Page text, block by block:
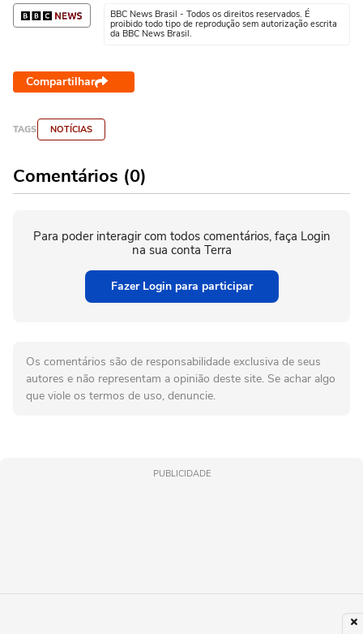
BBC News Brasil - Todos os direitos reservados. É
proibido todo tipo de reprodução sem autorização escrita
da BBC News Brasil.
Compartilhar
TAGS NOTÍCIAS
Comentários (0)
Para poder interagir com todos comentários, faça Login
na sua conta Terra
Fazer Login para participar
Os comentários são de responsabilidade exclusiva de seus
autores e não representam a opinião deste site. Se achar algo
que viole os termos de uso, denuncie.
PUBLICIDADE